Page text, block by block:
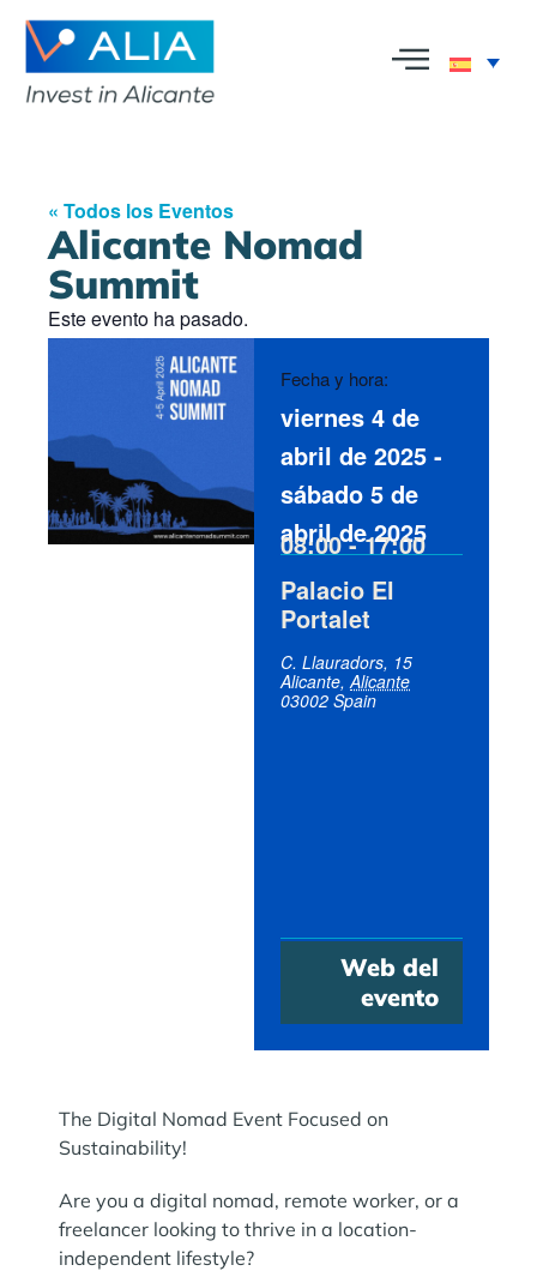
« Todos los Eventos
Alicante Nomad
Summit
Este evento ha pasado.
Fecha y hora:
viernes 4 de
abril de 2025 -
sábado 5 de
abril de 2025
08:00 -17:00
Palacio El
Portalet
C. Llauradors, 15
Alicante, Alicante
03002 Spain
Web del
evento
The Digital Nomad Event Focused on
Sustainability!
Are you a digital nomad, remote worker, or a
freelancer looking to thrive in a location-
independent lifestyle?